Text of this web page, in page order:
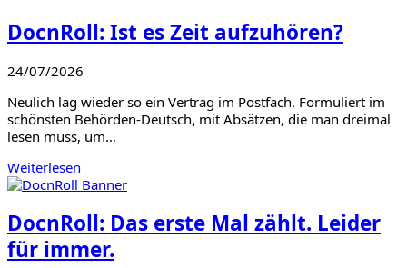
DocnRoll: Ist es Zeit aufzuhören?
24/07/2026
Neulich lag wieder so ein Vertrag im Postfach. Formuliert im
schönsten Behörden-Deutsch, mit Absätzen, die man dreimal
lesen muss, um…
Weiterlesen
DocnRoll: Das erste Mal zählt. Leider
für immer.